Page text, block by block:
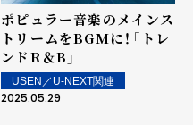
ポピュラー音楽のメインス
トリームをBGMに！――「トレ
ンドR＆B」
USEN／U-NEXT関連
2025.05.29